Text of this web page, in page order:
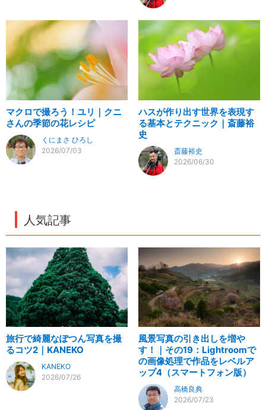
マクロで撮ろう！ユリ｜クニ
さんの季節の花レシピ
くにまさ ひろし
2026/07/03
ハスが作り出す世界を表現す
る基本とテクニック｜斎藤裕
史
斎藤裕史
2026/06/30
人気記事
旅行で綺麗なぽつん写真を撮
るコツ2｜KANEKO
KANEKO
2026/07/26
風景写真の引き出しを増や
す！｜その19：Lightroomで
の画像処理で作品をレベルア
ップ4（スマートフォン版）
高橋良典
2026/07/23